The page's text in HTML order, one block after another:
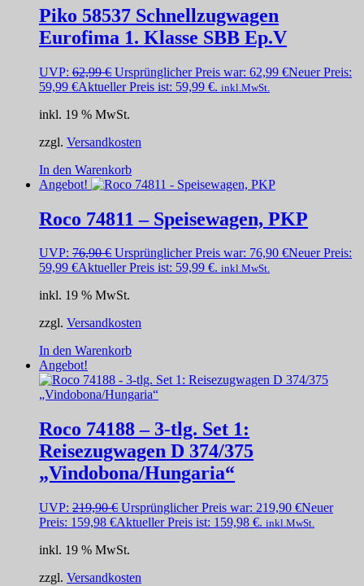
Piko 58537 Schnellzugwagen
Eurofima 1. Klasse SBB Ep.V
UVP: 62,99€ Ursprünglicher Preis war: 62,99 €Neuer Preis:
59,99 €Aktueller Preis ist: 59,99 €. inkl.MwSt.
inkl. 19 % MwSt.
zzgl. Versandkosten
In den Warenkorb
Angebot!
Roco 74811 – Speisewagen, PKP
UVP: 76,90€ Ursprünglicher Preis war: 76,90 €Neuer Preis:
59,99 €Aktueller Preis ist: 59,99 €. inkl.MwSt.
inkl. 19 % MwSt.
zzgl. Versandkosten
In den Warenkorb
Angebot!
Roco 74188 – 3-tlg. Set 1:
Reisezugwagen D 374/375
„Vindobona/Hungaria“
UVP: 219,90€ Ursprünglicher Preis war: 219,90 €Neuer
Preis: 159,98 €Aktueller Preis ist: 159,98 €. inkl.MwSt.
inkl. 19 % MwSt.
zzgl. Versandkosten